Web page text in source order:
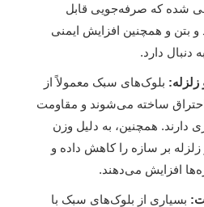
شده که صرفه‌جویی قابل
بتن و همچنین افزایش ایمنی
دنبال دارد.
بلوک‌های سبک معمولاً از
احتراق ساخته می‌شوند و مقاومت
دارند. همچنین، به دلیل وزن
بر سازه را کاهش داده و
افزایش می‌دهند.
بسیاری از بلوک‌های سبک با